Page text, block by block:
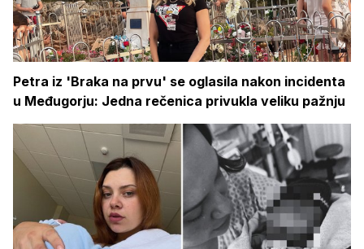
Petra iz 'Braka na prvu' se oglasila nakon incidenta
u Međugorju: Jedna rečenica privukla veliku pažnju